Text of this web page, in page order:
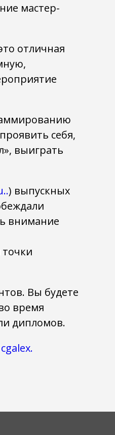
мастер-
отличная
себя,
выиграть
) выпускных
внимание
Вы будете
время
дипломов.